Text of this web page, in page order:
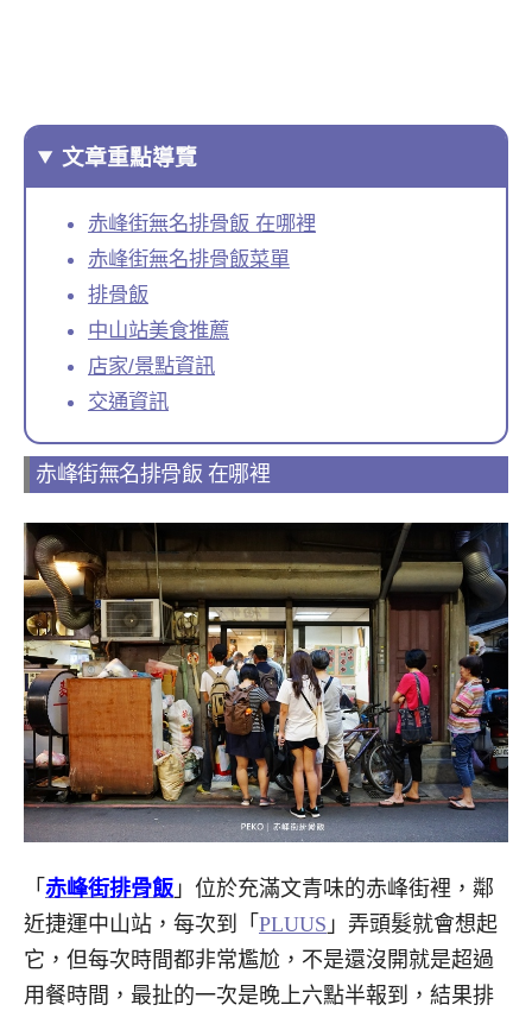
文章重點導覽
赤峰街無名排骨飯 在哪裡
赤峰街無名排骨飯菜單
排骨飯
中山站美食推薦
店家/景點資訊
交通資訊
赤峰街無名排骨飯 在哪裡
「 赤峰街排骨飯 」位於充滿文青味的赤峰街裡，鄰
近捷運中山站，每次到「 PLUUS 」弄頭髮就會想起
它，但每次時間都非常尷尬，不是還沒開就是超過
用餐時間，最扯的一次是晚上六點半報到，結果排